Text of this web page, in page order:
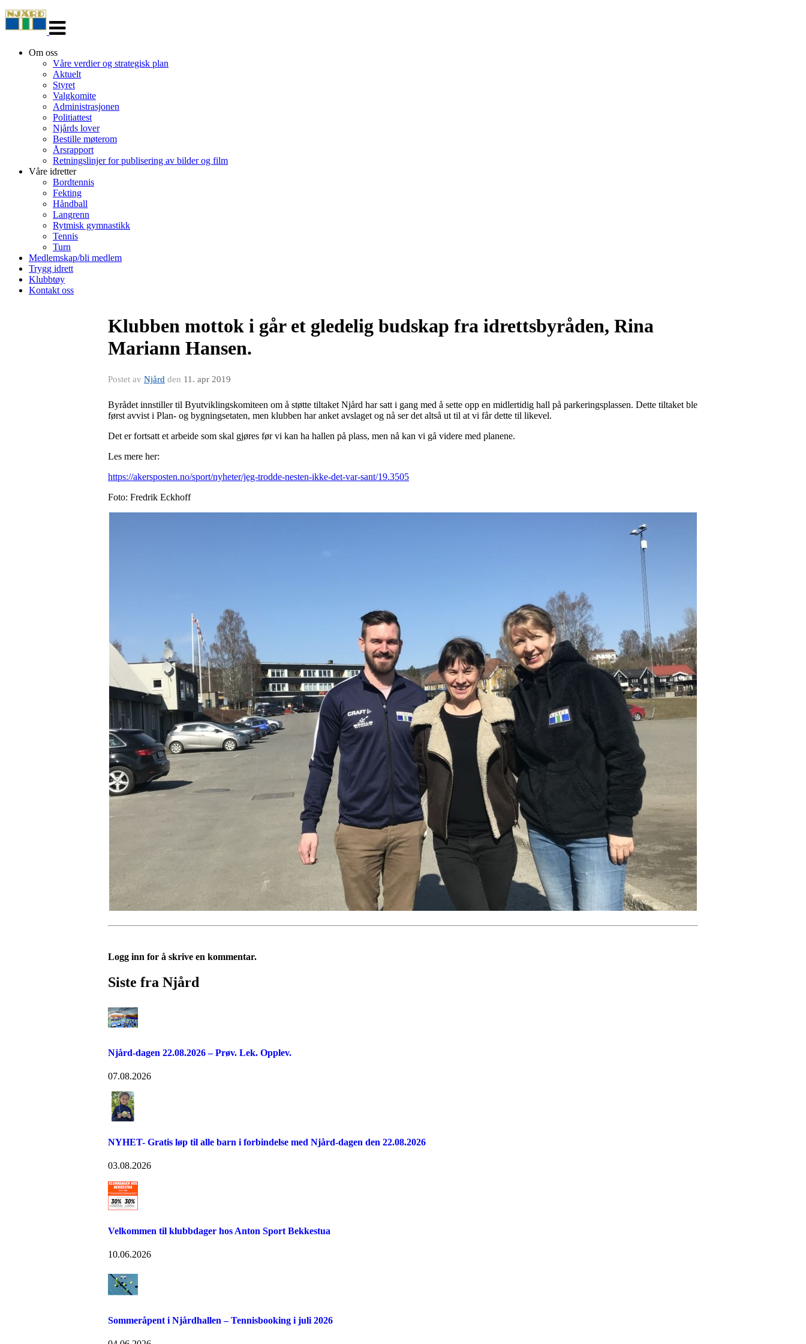
navigasjon
Om oss
Våre verdier og strategisk plan
Aktuelt
Styret
Valgkomite
Administrasjonen
Politiattest
Njårds lover
Bestille møterom
Årsrapport
Retningslinjer for publisering av bilder og film
Våre idretter
Bordtennis
Fekting
Håndball
Langrenn
Rytmisk gymnastikk
Tennis
Turn
Medlemskap/bli medlem
Trygg idrett
Klubbtøy
Kontakt oss
Klubben mottok i går et gledelig budskap fra idrettsbyråden, Rina
Mariann Hansen.
Postet av Njård den 11. apr 2019
Byrådet innstiller til Byutviklingskomiteen om å støtte tiltaket Njård har satt i gang med å sette opp en midlertidig hall på parkeringsplassen. Dette tiltaket ble
først avvist i Plan- og bygningsetaten, men klubben har anket avslaget og nå ser det altså ut til at vi får dette til likevel.
Det er fortsatt et arbeide som skal gjøres før vi kan ha hallen på plass, men nå kan vi gå videre med planene.
Les mere her:
https://akersposten.no/sport/nyheter/jeg-trodde-nesten-ikke-det-var-sant/19.3505
Foto: Fredrik Eckhoff
Logg inn for å skrive en kommentar.
Siste fra Njård
Njård-dagen 22.08.2026 – Prøv. Lek. Opplev.
07.08.2026
NYHET- Gratis løp til alle barn i forbindelse med Njård-dagen den 22.08.2026
03.08.2026
Velkommen til klubbdager hos Anton Sport Bekkestua
10.06.2026
Sommeråpent i Njårdhallen – Tennisbooking i juli 2026